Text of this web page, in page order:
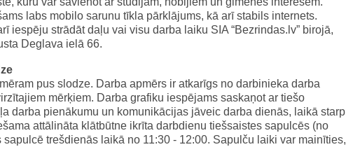
labs mobilo sarunu tīkla pārklājums, kā arī stabils internets.
iespēju strādāt daļu vai visu darba laiku SIA “Bezrindas.lv” birojā,
Deglava ielā 66.
pus slodze. Darba apmērs ir atkarīgs no darbinieka darba
mērķiem. Darba grafiku iespējams saskaņot ar tiešo
darba pienākumu un komunikācijas jāveic darba dienās, laikā starp
attālināta klātbūtne ikrīta darbdienu tiešsaistes sapulcēs (no
trešdienās laikā no 11:30 - 12:00. Sapulču laiki var mainīties,